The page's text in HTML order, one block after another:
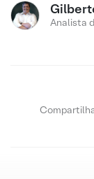
Analista